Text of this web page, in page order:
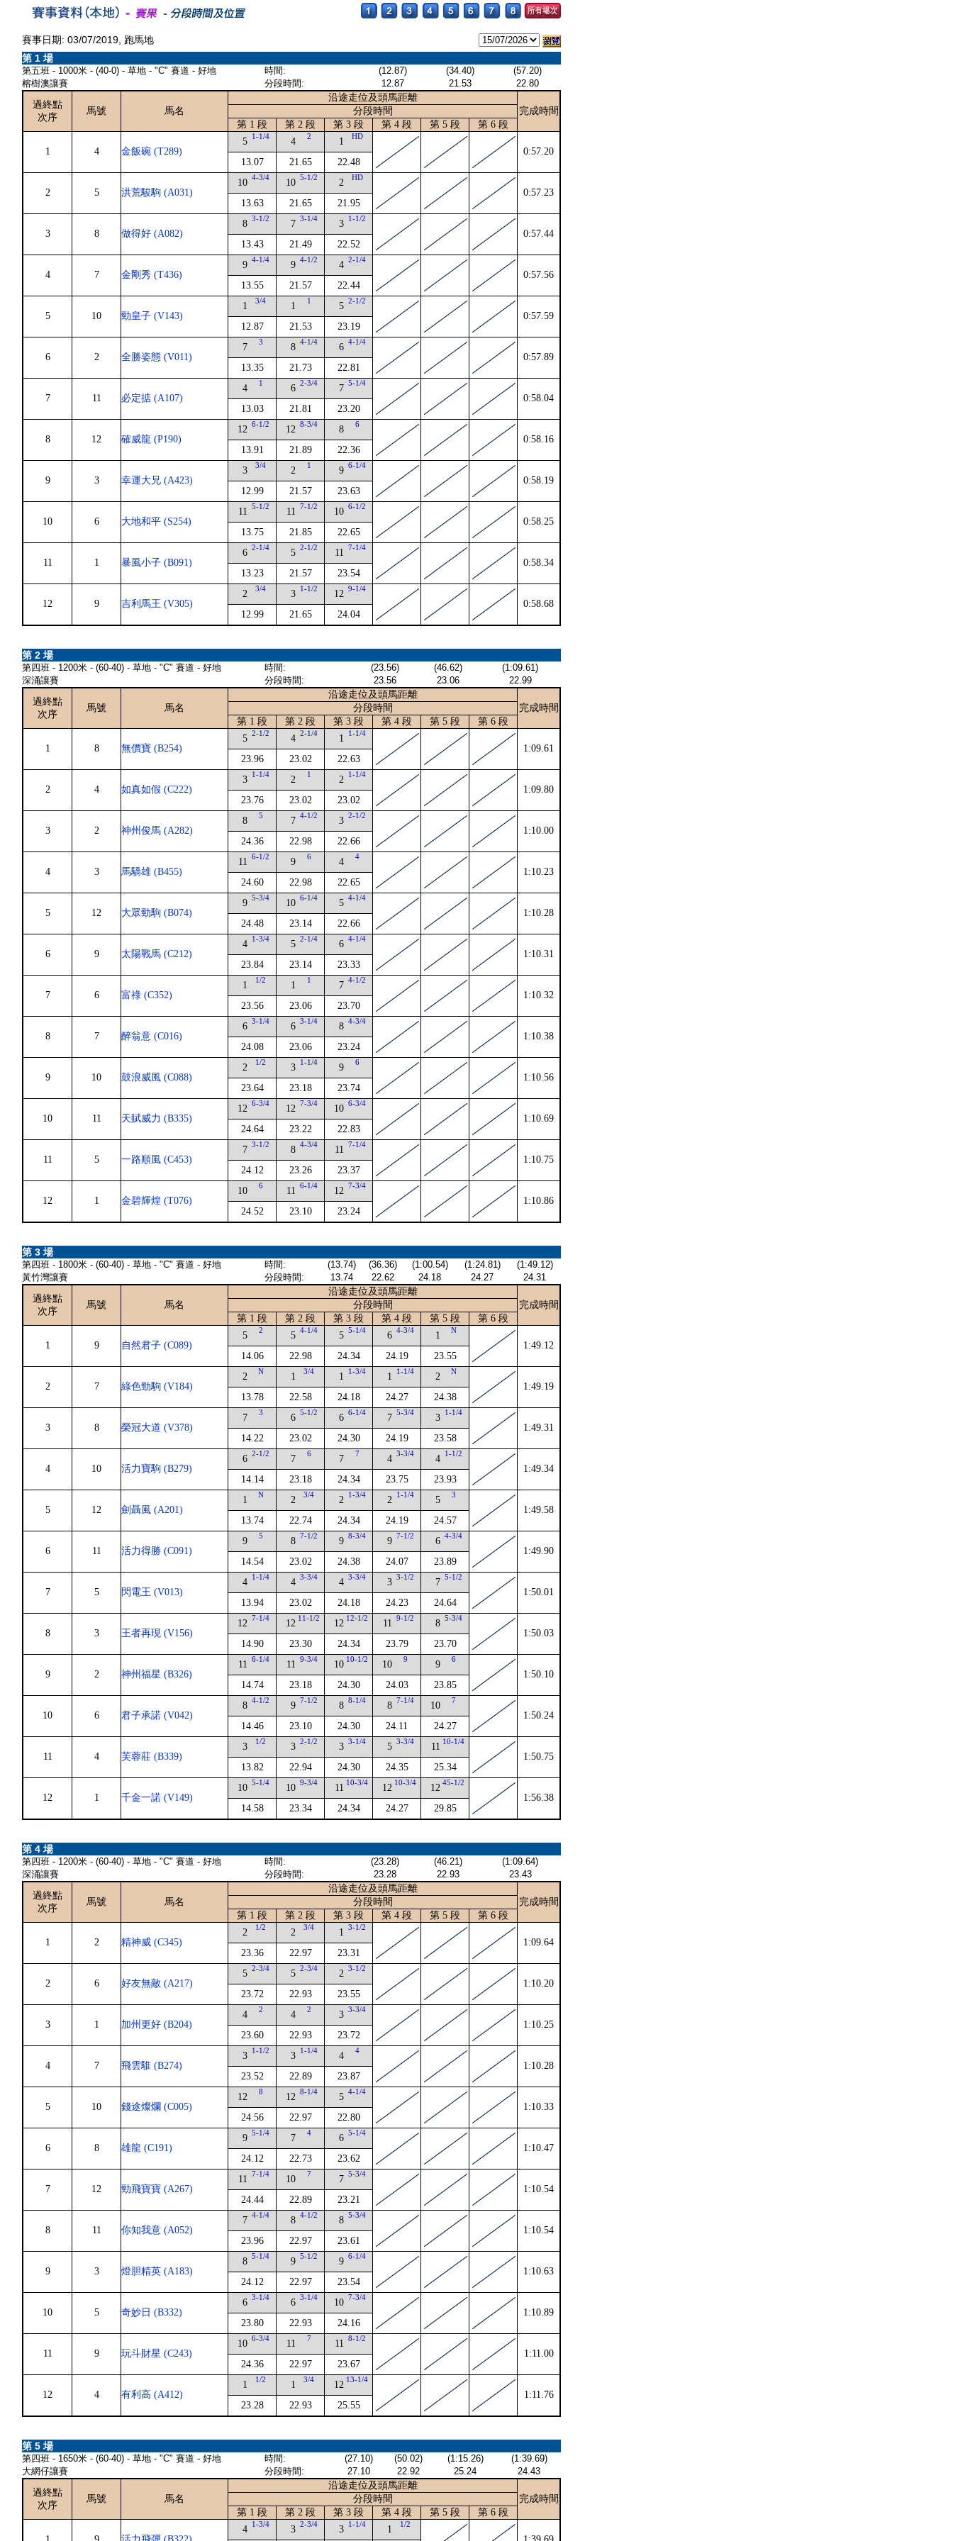
賽事日期: 03/07/2019, 跑馬地
第 1 場
第五班 - 1000米 - (40-0) - 草地 - "C" 賽道 - 好地
榕樹澳讓賽
時間: (12.87) (34.40)
(57.20)
分段時間:
12.87 21.53
22.80
過終點
次序
馬號 馬名
沿途走位及頭馬距離
完成時間
分段時間
第 1 段
第 2 段 第 3 段 第 4 段 第 5 段 第 6 段
1 4 金飯碗 (T289)
5 1-1/4
13.07
4 2
21.65
1 HD
22.48
0:57.20
2 5 洪荒駿駒 (A031)
10 4-3/4
13.63
10 5-1/2
21.65
2 HD
21.95
0:57.23
3 8 做得好 (A082)
8 3-1/2
13.43
7 3-1/4
21.49
3 1-1/2
22.52
0:57.44
4 7 金剛秀 (T436)
9 4-1/4
13.55
9 4-1/2
21.57
4 2-1/4
22.44
0:57.56
5 10 勁皇子 (V143)
1 3/4
12.87
1 1
21.53
5 2-1/2
23.19
0:57.59
6 2 全勝姿態 (V011)
7 3
13.35
8 4-1/4
21.73
6 4-1/4
22.81
0:57.89
7 11 必定掂 (A107)
4 1
13.03
6 2-3/4
21.81
7 5-1/4
23.20
0:58.04
8 12 確威龍 (P190)
12 6-1/2
13.91
12 8-3/4
21.89
8 6
22.36
0:58.16
9 3 幸運大兄 (A423)
3 3/4
12.99
2 1
21.57
9 6-1/4
23.63
0:58.19
10 6 大地和平 (S254)
11 5-1/2
13.75
11 7-1/2
21.85
10 6-1/2
22.65
0:58.25
11 1 暴風小子 (B091)
6 2-1/4
13.23
5 2-1/2
21.57
11 7-1/4
23.54
0:58.34
12 9 吉利馬王 (V305)
2 3/4
12.99
3 1-1/2
21.65
12 9-1/4
24.04
0:58.68
第 2 場
第四班 - 1200米 - (60-40) - 草地 - "C" 賽道 - 好地
深涌讓賽
時間: (23.56) (46.62)
(1:09.61)
分段時間:
23.56 23.06
22.99
過終點
次序
馬號 馬名
沿途走位及頭馬距離
完成時間
分段時間
第 1 段
第 2 段 第 3 段 第 4 段 第 5 段 第 6 段
1 8 無價寶 (B254)
5 2-1/2
23.96
4 2-1/4
23.02
1 1-1/4
22.63
1:09.61
2 4 如真如假 (C222)
3 1-1/4
23.76
2 1
23.02
2 1-1/4
23.02
1:09.80
3 2 神州俊馬 (A282)
8 5
24.36
7 4-1/2
22.98
3 2-1/2
22.66
1:10.00
4 3 馬驕雄 (B455)
11 6-1/2
24.60
9 6
22.98
4 4
22.65
1:10.23
5 12 大眾勁駒 (B074)
9 5-3/4
24.48
10 6-1/4
23.14
5 4-1/4
22.66
1:10.28
6 9 太陽戰馬 (C212)
4 1-3/4
23.84
5 2-1/4
23.14
6 4-1/4
23.33
1:10.31
7 6 富祿 (C352)
1 1/2
23.56
1 1
23.06
7 4-1/2
23.70
1:10.32
8 7 醉翁意 (C016)
6 3-1/4
24.08
6 3-1/4
23.06
8 4-3/4
23.24
1:10.38
9 10 鼓浪威風 (C088)
2 1/2
23.64
3 1-1/4
23.18
9 6
23.74
1:10.56
10 11 天賦威力 (B335)
12 6-3/4
24.64
12 7-3/4
23.22
10 6-3/4
22.83
1:10.69
11 5 一路順風 (C453)
7 3-1/2
24.12
8 4-3/4
23.26
11 7-1/4
23.37
1:10.75
12 1 金碧輝煌 (T076)
10 6
24.52
11 6-1/4
23.10
12 7-3/4
23.24
1:10.86
第 3 場
第四班 - 1800米 - (60-40) - 草地 - "C" 賽道 - 好地
黃竹灣讓賽
時間: (13.74) (36.36) (1:00.54) (1:24.81)
(1:49.12)
分段時間:
13.74 22.62 24.18 24.27
24.31
過終點
次序
馬號 馬名
沿途走位及頭馬距離
完成時間
分段時間
第 1 段
第 2 段 第 3 段 第 4 段 第 5 段 第 6 段
1 9 自然君子 (C089)
5 2
14.06
5 4-1/4
22.98
5 5-1/4
24.34
6 4-3/4
24.19
1 N
23.55
1:49.12
2 7 綠色勁駒 (V184)
2 N
13.78
1 3/4
22.58
1 1-3/4
24.18
1 1-1/4
24.27
2 N
24.38
1:49.19
3 8 榮冠大道 (V378)
7 3
14.22
6 5-1/2
23.02
6 6-1/4
24.30
7 5-3/4
24.19
3 1-1/4
23.58
1:49.31
4 10 活力寶駒 (B279)
6 2-1/2
14.14
7 6
23.18
7 7
24.34
4 3-3/4
23.75
4 1-1/2
23.93
1:49.34
5 12 劍聶風 (A201)
1 N
13.74
2 3/4
22.74
2 1-3/4
24.34
2 1-1/4
24.19
5 3
24.57
1:49.58
6 11 活力得勝 (C091)
9 5
14.54
8 7-1/2
23.02
9 8-3/4
24.38
9 7-1/2
24.07
6 4-3/4
23.89
1:49.90
7 5 閃電王 (V013)
4 1-1/4
13.94
4 3-3/4
23.02
4 3-3/4
24.18
3 3-1/2
24.23
7 5-1/2
24.64
1:50.01
8 3 王者再現 (V156)
12 7-1/4
14.90
12 11-1/2
23.30
12 12-1/2
24.34
11 9-1/2
23.79
8 5-3/4
23.70
1:50.03
9 2 神州福星 (B326)
11 6-1/4
14.74
11 9-3/4
23.18
10 10-1/2
24.30
10 9
24.03
9 6
23.85
1:50.10
10 6 君子承諾 (V042)
8 4-1/2
14.46
9 7-1/2
23.10
8 8-1/4
24.30
8 7-1/4
24.11
10 7
24.27
1:50.24
11 4 芙蓉莊 (B339)
3 1/2
13.82
3 2-1/2
22.94
3 3-1/4
24.30
5 3-3/4
24.35
11 10-1/4
25.34
1:50.75
12 1 千金一諾 (V149)
10 5-1/4
14.58
10 9-3/4
23.34
11 10-3/4
24.34
12 10-3/4
24.27
12 45-1/2
29.85
1:56.38
第 4 場
第四班 - 1200米 - (60-40) - 草地 - "C" 賽道 - 好地
深涌讓賽
時間: (23.28) (46.21)
(1:09.64)
分段時間:
23.28 22.93
23.43
過終點
次序
馬號 馬名
沿途走位及頭馬距離
完成時間
分段時間
第 1 段
第 2 段 第 3 段 第 4 段 第 5 段 第 6 段
1 2 精神威 (C345)
2 1/2
23.36
2 3/4
22.97
1 3-1/2
23.31
1:09.64
2 6 好友無敵 (A217)
5 2-3/4
23.72
5 2-3/4
22.93
2 3-1/2
23.55
1:10.20
3 1 加州更好 (B204)
4 2
23.60
4 2
22.93
3 3-3/4
23.72
1:10.25
4 7 飛雲騅 (B274)
3 1-1/2
23.52
3 1-1/4
22.89
4 4
23.87
1:10.28
5 10 錢途燦爛 (C005)
12 8
24.56
12 8-1/4
22.97
5 4-1/4
22.80
1:10.33
6 8 雄龍 (C191)
9 5-1/4
24.12
7 4
22.73
6 5-1/4
23.62
1:10.47
7 12 勁飛寶寶 (A267)
11 7-1/4
24.44
10 7
22.89
7 5-3/4
23.21
1:10.54
8 11 你知我意 (A052)
7 4-1/4
23.96
8 4-1/2
22.97
8 5-3/4
23.61
1:10.54
9 3 燈胆精英 (A183)
8 5-1/4
24.12
9 5-1/2
22.97
9 6-1/4
23.54
1:10.63
10 5 奇妙日 (B332)
6 3-1/4
23.80
6 3-1/4
22.93
10 7-3/4
24.16
1:10.89
11 9 玩斗財星 (C243)
10 6-3/4
24.36
11 7
22.97
11 8-1/2
23.67
1:11.00
12 4 有利高 (A412)
1 1/2
23.28
1 3/4
22.93
12 13-1/4
25.55
1:11.76
第 5 場
第四班 - 1650米 - (60-40) - 草地 - "C" 賽道 - 好地
大網仔讓賽
時間: (27.10) (50.02) (1:15.26)
(1:39.69)
分段時間:
27.10 22.92 25.24
24.43
過終點
次序
馬號 馬名
沿途走位及頭馬距離
完成時間
分段時間
第 1 段
第 2 段 第 3 段 第 4 段 第 5 段 第 6 段
4 1-3/4 3 2-3/4 3 1-1/4 1 1/2